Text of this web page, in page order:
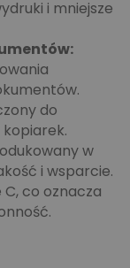
i mniejsze
do
w
i wsparcie.
co oznacza